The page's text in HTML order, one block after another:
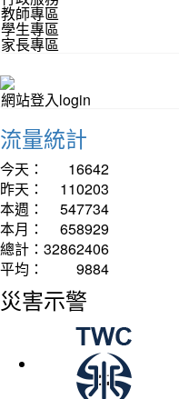
教師專區
學生專區
家長專區
網站登入login
流量統計
今天：
16642
昨天：
110203
本週：
547734
本月：
658929
總計： 32862406
平均：
9884
災害示警